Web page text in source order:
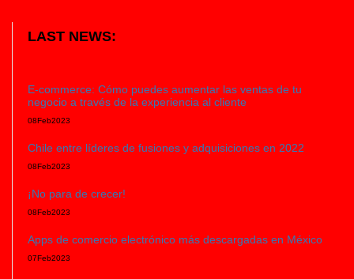
LAST NEWS:
E-commerce: Cómo puedes aumentar las ventas de tu
negocio a través de la experiencia al cliente
08Feb2023
Chile entre líderes de fusiones y adquisiciones en 2022
08Feb2023
¡No para de crecer!
08Feb2023
Apps de comercio electrónico más descargadas en México
07Feb2023